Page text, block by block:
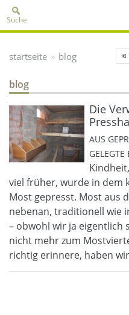
Suche
startseite » blog
blog
Die
AUS
GELEGTE
viel früher, wurde in dem
Most gepresst. Most aus
nebenan, traditionell wie
– obwohl wir ja eigentlich
nicht mehr zum
richtig erinnere, haben